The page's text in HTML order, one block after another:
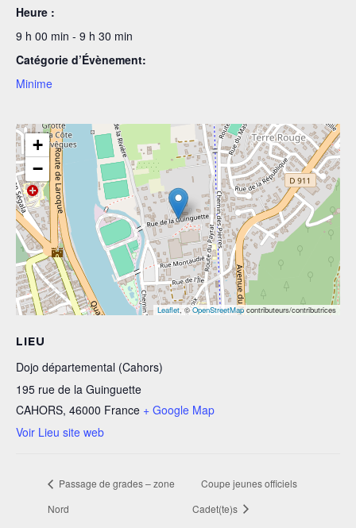
Heure :
9 h 00 min - 9 h 30 min
Catégorie d’Évènement:
Minime
LIEU
Dojo départemental (Cahors)
195 rue de la Guinguette
CAHORS, 46000 France + Google Map
Voir Lieu site web
+
−
Leaflet, ©OpenStreetMap contributeurs/contributrices
Passage de grades – zone
Nord
Coupe jeunes officiels
Cadet(te)s